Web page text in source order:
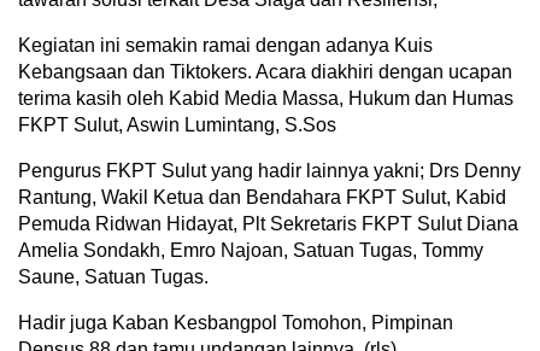
Kegiatan ini semakin ramai dengan adanya Kuis
Kebangsaan dan Tiktokers. Acara diakhiri dengan ucapan
terima kasih oleh Kabid Media Massa, Hukum dan Humas
FKPT Sulut, Aswin Lumintang, S.Sos
Pengurus FKPT Sulut yang hadir lainnya yakni; Drs Denny
Rantung, Wakil Ketua dan Bendahara FKPT Sulut, Kabid
Pemuda Ridwan Hidayat, Plt Sekretaris FKPT Sulut Diana
Amelia Sondakh, Emro Najoan, Satuan Tugas, Tommy
Saune, Satuan Tugas.
Hadir juga Kaban Kesbangpol Tomohon, Pimpinan